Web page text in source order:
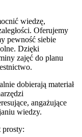
wiedzę,
Oferujemy
pewność siebie
Dzięki
zajęć do planu
dobierają materiał
angażujące
wiedzy.
prosty: